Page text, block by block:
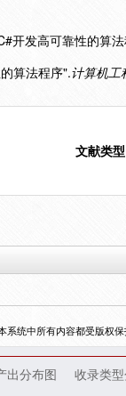
开发高可靠性的算
算法程序".计算机工
文献类型
系统中所有内容都受版权保
出分布图 收录类